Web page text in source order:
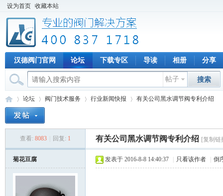
设为首页 收藏本站
汉德阀门官网 论坛 下载专区 导读 相册 分享
帖子 搜索
论坛
›
阀门技术服务 行业新闻快报
›
有关公司黑水调节阀专利介绍
查看: 8083 回复: 1 有关公司黑水调节阀专利介绍 [复制链
菊花豆腐 发表于 2016-8-8 14:40:37 只看该作者 倒